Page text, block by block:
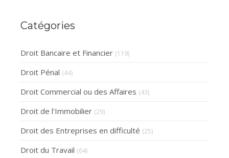
Catégories
Droit Bancaire et Financier (119)
Droit Pénal (44)
Droit Commercial ou des Affaires (43)
Droit de l'Immobilier (29)
Droit des Entreprises en difficulté (25)
Droit du Travail (64)